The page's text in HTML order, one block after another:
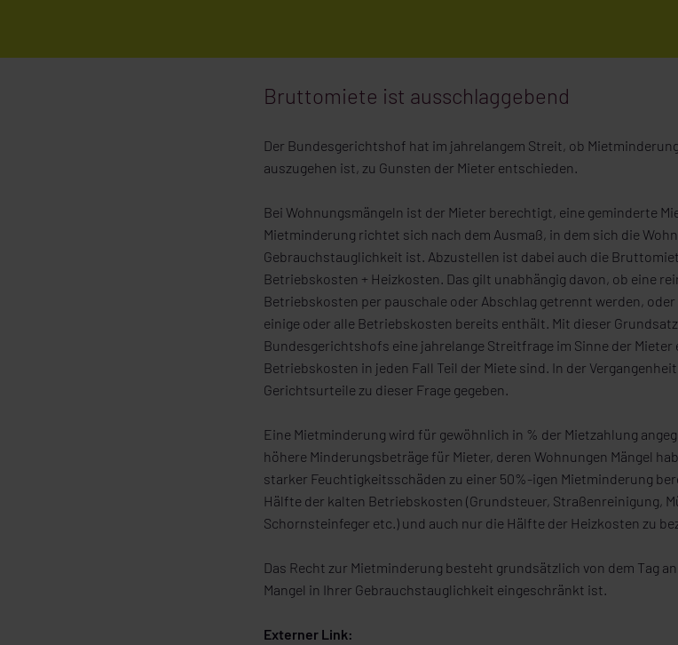
Bruttomiete ist ausschlaggebend
Der Bundesgerichtshof hat im jahrelangem Streit, ob
auszugehen ist, zu Gunsten der Mieter entschieden.
Bei Wohnungsmängeln ist der Mieter berechtigt, eine geminderte
Mietminderung richtet sich nach dem Ausmaß, in dem sich die
Gebrauchstauglichkeit ist. Abzustellen ist dabei auch die
Betriebskosten + Heizkosten. Das gilt unabhängig davon, ob eine
Betriebskosten per pauschale oder Abschlag getrennt werden,
einige oder alle Betriebskosten bereits enthält. Mit dieser
Bundesgerichtshofs eine jahrelange Streitfrage im Sinne der
Betriebskosten in jeden Fall Teil der Miete sind. In der
Gerichtsurteile zu dieser Frage gegeben.
Eine Mietminderung wird für gewöhnlich in % der Mietzahlung
höhere Minderungsbeträge für Mieter, deren Wohnungen Mängel
starker Feuchtigkeitsschäden zu einer 50%-igen Mietminderung
Hälfte der kalten Betriebskosten (Grundsteuer, Straßenreinigung,
Schornsteinfeger etc.) und auch nur die Hälfte der Heizkosten zu
Das Recht zur Mietminderung besteht grundsätzlich von dem Tag
Mangel in Ihrer Gebrauchstauglichkeit eingeschränkt ist.
Externer Link: